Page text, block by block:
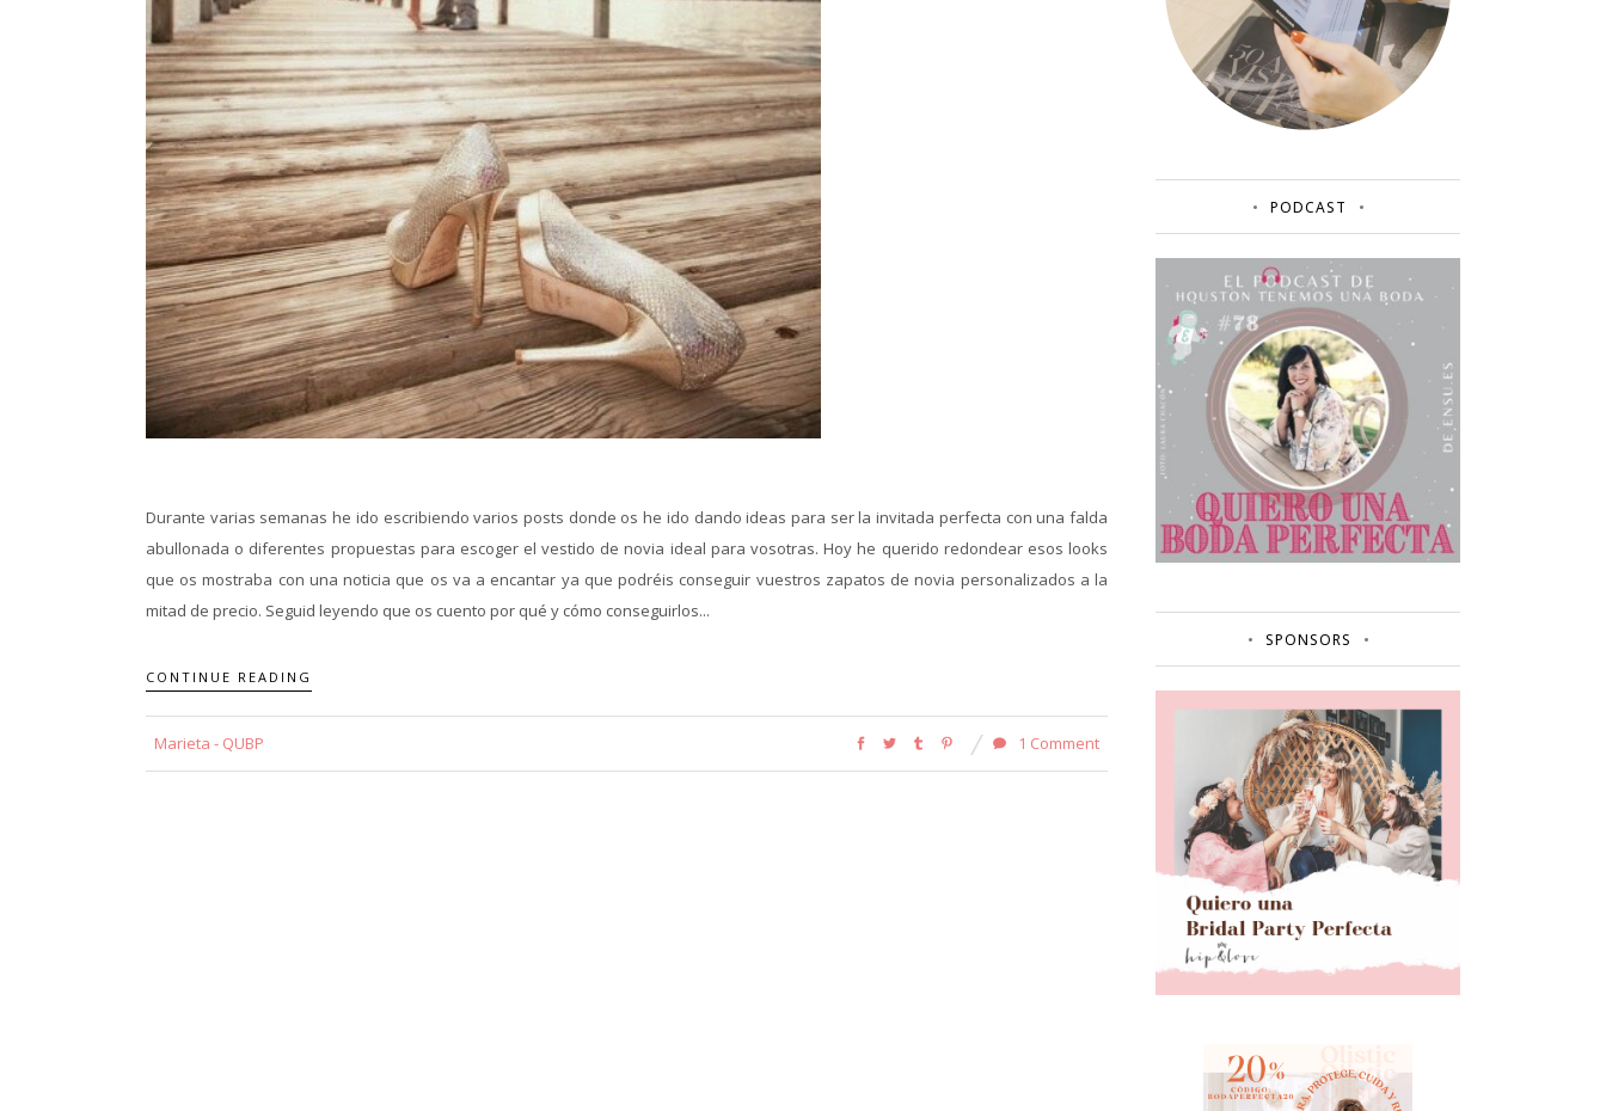
Durante varias semanas he ido escribiendo varios posts donde os he ido dando ideas para ser la invitada perfecta con una falda
abullonada o diferentes propuestas para escoger el vestido de novia ideal para vosotras. Hoy he querido redondear esos looks
que os mostraba con una noticia que os va a encantar ya que podréis conseguir vuestros zapatos de novia personalizados a la
mitad de precio. Seguid leyendo que os cuento por qué y cómo conseguirlos...
CONTINUE READING
Marieta - QUBP 1 Comment
PODCAST
SPONSORS